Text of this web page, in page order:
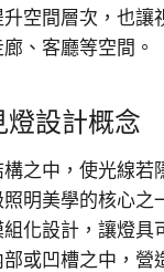
空間層次，也讓
、客廳等空間。
燈設計概念
之中，使光線若
明美學的核心之
組化設計，讓燈具
或凹槽之中，營